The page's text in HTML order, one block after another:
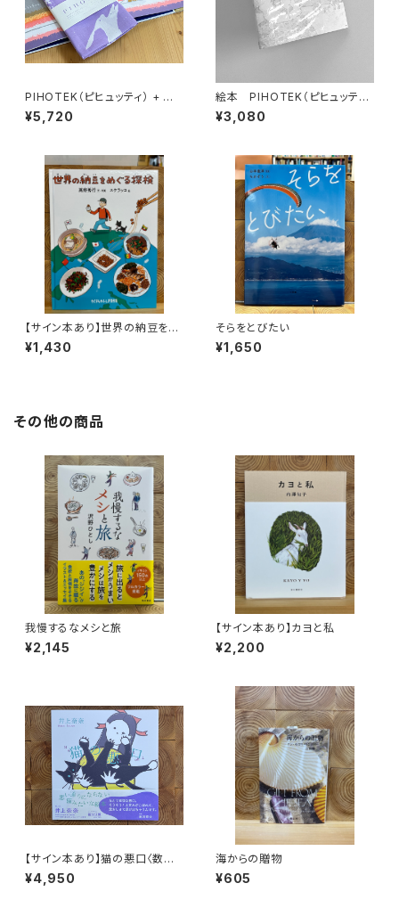
PIHOTEK（ピヒュッティ） + オリ
ジナルふろしき（薄紫）セット
¥5,720
絵本 PIHOTEK（ピヒュッティ）
北極を風と歩く
¥3,080
【サイン本あり】世界の納豆をめ
ぐる探検
¥1,430
そらをとびたい
¥1,650
その他の商品
我慢するなメシと旅
¥2,145
【サイン本あり】カヨと私
¥2,200
【サイン本あり】猫の悪口〈数量
限定・オリジナルトート付き〉
¥4,950
海からの贈物
¥605